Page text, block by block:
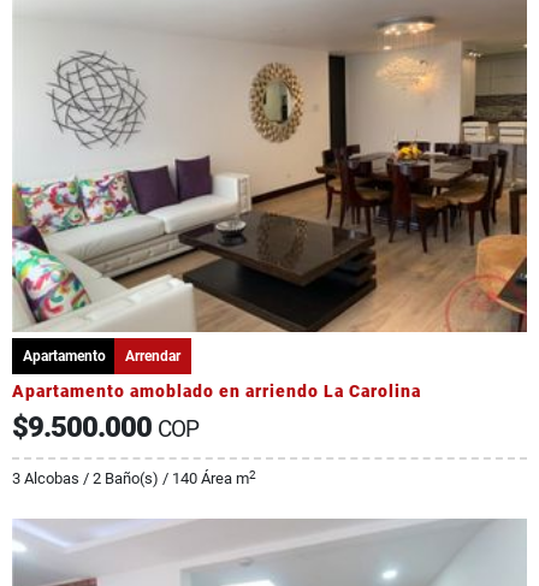
Apartamento Arrendar
Apartamento amoblado en arriendo La Carolina
$9.500.000 COP
3 Alcobas / 2 Baño(s) / 140 Área m2